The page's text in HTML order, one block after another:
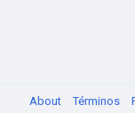
About Términos